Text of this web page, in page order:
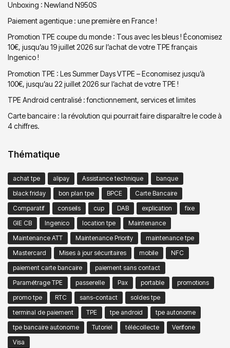
Unboxing : Newland N950S
Paiement agentique : une première en France !
Promotion TPE coupe du monde : Tous avec les bleus ! Économisez
10€, jusqu’au 19 juillet 2026 sur l’achat de votre TPE français
Ingenico !
Promotion TPE : Les Summer Days VTPE – Economisez jusqu’à
100€, jusqu’au 22 juillet 2026 sur l’achat de votre TPE !
TPE Android centralisé : fonctionnement, services et limites
Carte bancaire : la révolution qui pourrait faire disparaître le code à
4 chiffres.
Thématique
achat tpe alipay Assistance technique
banque
black friday
bon plan tpe BPCE
Carte Bancaire
Comparatif
conseils cup DAB explication
fixe
GIE CB
Ingenico location tpe
Maintenance
Maintenance ATT
Maintenance Priority
maintenance tpe
Mastercard
Mises à jour sécuritaires mobile
NFC
paiement carte bancaire
paiement sans contact
Paramétrage TPE
passerelle Pax portable
promotions
promo tpe
RTC sans-contact
soldes tpe
terminal de paiement
TPE tpe android
tpe autonome
tpe bancaire autonome
Tutoriel télécollecte
Verifone
Visa